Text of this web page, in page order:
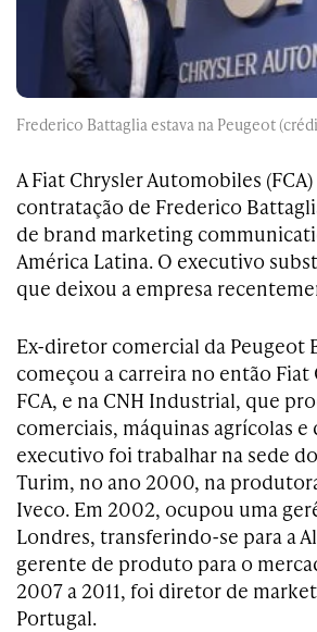
Frederico Battaglia estava na Peugeot
A Fiat Chrysler Automobiles
contratação de Frederico
de brand marketing
América Latina. O executivo
que deixou a empresa
Ex-diretor comercial da Peugeot
começou a carreira no então Fiat
FCA, e na CNH Industrial, que
comerciais, máquinas agrícolas e
executivo foi trabalhar na sede
Turim, no ano 2000, na
Iveco. Em 2002, ocupou uma
Londres, transferindo-se para a
gerente de produto para o
2007 a 2011, foi diretor de
Portugal.